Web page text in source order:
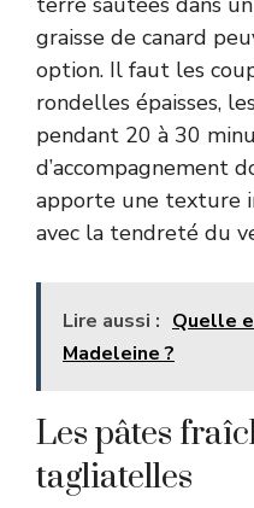
graisse de canard
option. Il faut les
rondelles épaisses,
pendant 20 à 30
d’accompagnement
apporte une texture
avec la tendreté du
Lire aussi : Quelle
Madeleine ?
Les pâtes
tagliatelles